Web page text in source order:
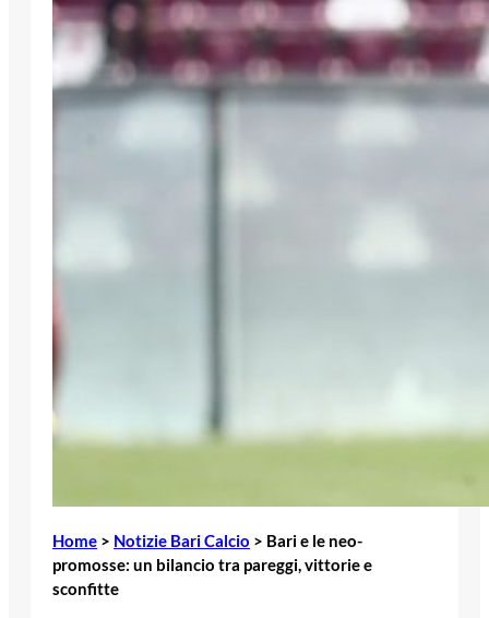
Home > Notizie Bari Calcio > Bari e le neo-
promosse: un bilancio tra pareggi, vittorie e
sconfitte